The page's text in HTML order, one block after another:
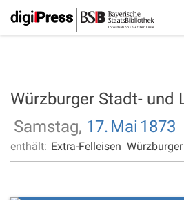
Würzburger Stadt- und
Samstag, 17. Mai 1873
enthält: Extra-Felleisen